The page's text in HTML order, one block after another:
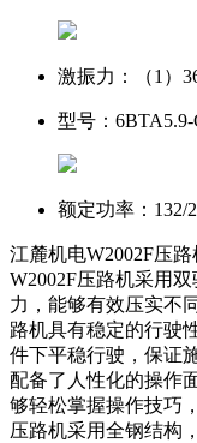
激振力： （1）
型号： 6BTA5.9-
额定功率： 132/
江麓机电W2002F压
W2002F压路机采用
力，能够有效压实不
路机具有稳定的行驶
件下平稳行驶，保证
配备了人性化的操作
够轻松掌握操作技巧
压路机采用全钢结构